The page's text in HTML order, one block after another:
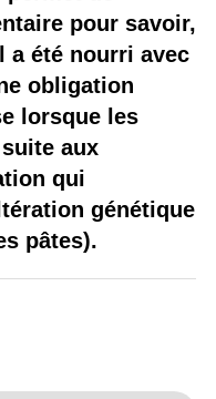
pour savoir,
a été nourri avec
obligation
lorsque les
aux
qui
génétique
pâtes).